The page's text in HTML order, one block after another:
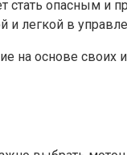
опасным и
и легкой в
на основе своих